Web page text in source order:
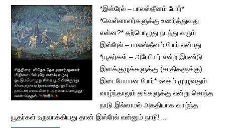
*இஸ்ரேல் – பாலஸ்தீனம் போர்*
*வெள்ளாளர்களுக்கு உணர்த்துவது
என்ன?* தற்பொழுது நடந்து வரும்
இஸ்ரேல் – பாலஸ்தீனம் போர் என்பது
*யூதர்கள் – அரேபியர் என்ற இரண்டு
இனக்குழுக்களுக்கு (சாதிகளுக்கு)
இடையேயான போர்* உலகம் முழுவதும்
வாழ்ந்தாலும் தங்களுக்கு என்று சொந்த
நாடு இல்லாமல் அகதியாக வாழ்ந்த
யூதர்கள் உருவாக்கியது தான் இஸ்ரேல் என்னும் நாடு!…